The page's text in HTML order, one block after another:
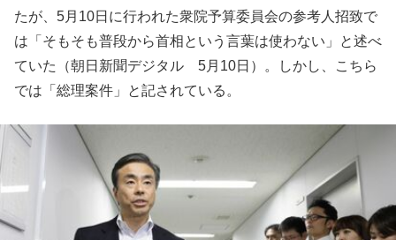
たが、5月10日に行われた衆院予算委員会の参考人招致で
は「そもそも普段から首相という言葉は使わない」と述べ
ていた（朝日新聞デジタル 5月10日）。しかし、こちら
では「総理案件」と記されている。